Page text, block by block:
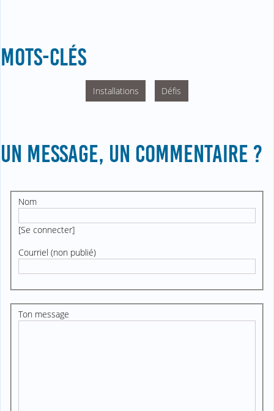
MOTS-CLÉS
Installations Défis
UN MESSAGE, UN COMMENTAIRE ?
Nom
[Se connecter]
Courriel (non publié)
Ton message